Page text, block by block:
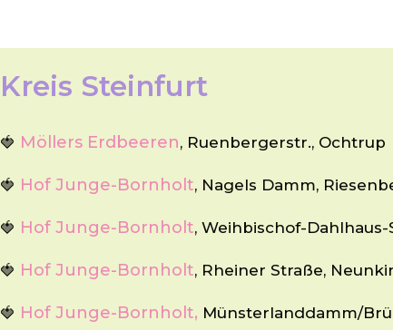
Kreis Steinfurt
🍓 Möllers Erdbeeren, Ruenbergerstr., Ochtrup
🍓 Hof Junge-Bornholt, Nagels Damm,
🍓 Hof Junge-Bornholt, Weihbischof-
🍓 Hof Junge-Bornholt, Rheiner Straße,
🍓 Hof Junge-Bornholt, Münsterlanddamm/